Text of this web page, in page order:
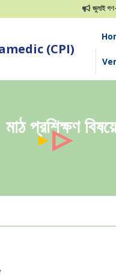
জুলাই গণ-
(CPI)
মাঠ প্রশিক্ষণ